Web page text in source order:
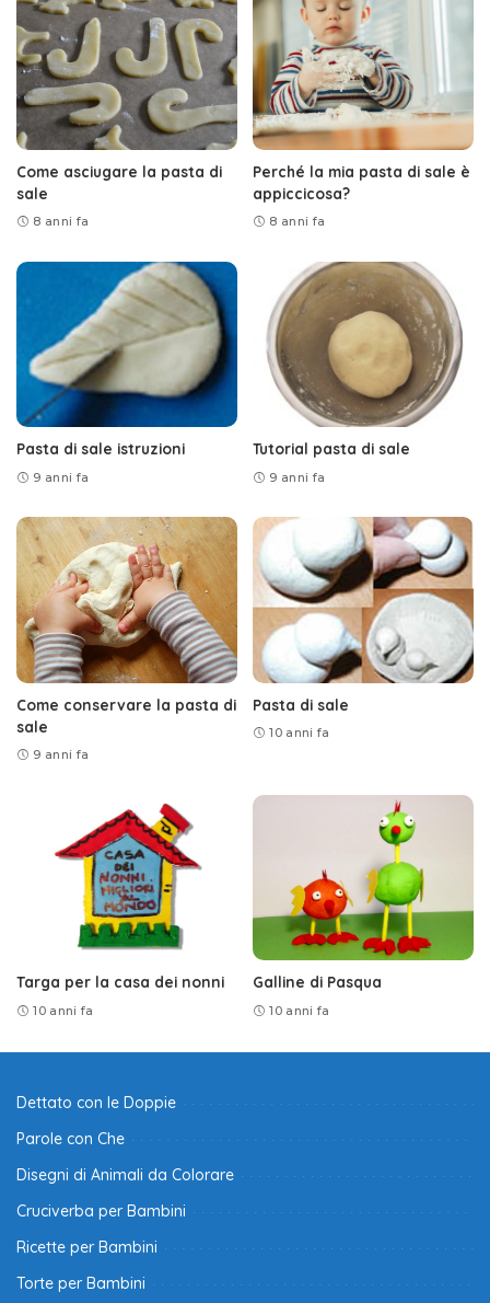
Come asciugare la pasta di
sale
8 anni fa
Perché la mia pasta di sale è
appiccicosa?
8 anni fa
Pasta di sale istruzioni
9 anni fa
Tutorial pasta di sale
9 anni fa
Come conservare la pasta di
sale
9 anni fa
Pasta di sale
10 anni fa
Targa per la casa dei nonni
10 anni fa
Galline di Pasqua
10 anni fa
Dettato con le Doppie
Parole con Che
Disegni di Animali da Colorare
Cruciverba per Bambini
Ricette per Bambini
Torte per Bambini